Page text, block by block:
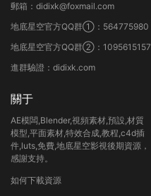
郵箱：didixk@foxmail.com
地底星空官方QQ群①：564775980
地底星空官方QQ群②：1095615157
進群驗證：didixk.com
關于
AE模闆,Blender,視頻素材,預設,材質
模型,平面素材,特效合成,教程,c4d插
件,luts,免費,地底星空影視後期資源，
感謝支持。
如何下載資源